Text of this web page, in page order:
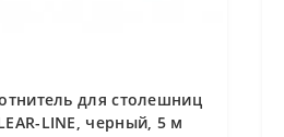
для столешниц
LINE, черный, 5 м